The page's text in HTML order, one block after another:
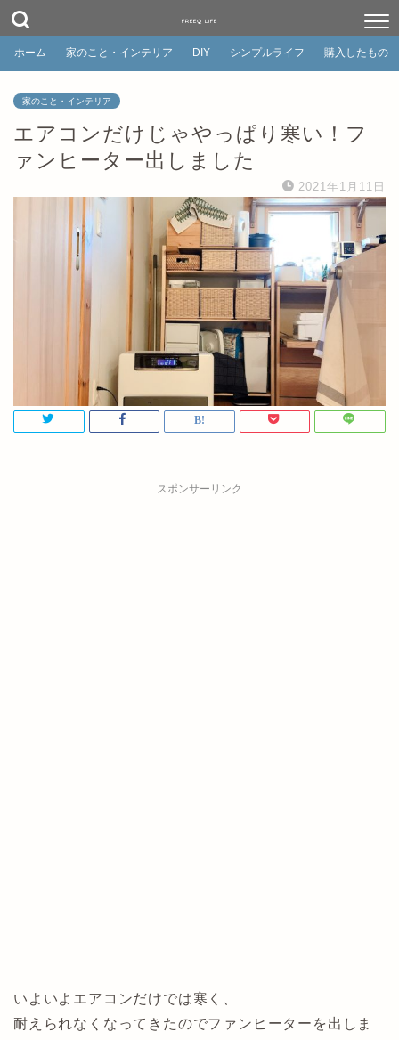
FREEQ LIFE
ホーム 家のこと・インテリア DIY シンプルライフ 購入したもの
家のこと・インテリア
エアコンだけじゃやっぱり寒い！フ
ァンヒーター出しました
2021年1月11日
スポンサーリンク
いよいよエアコンだけでは寒く、
耐えられなくなってきたのでファンヒーターを出しま